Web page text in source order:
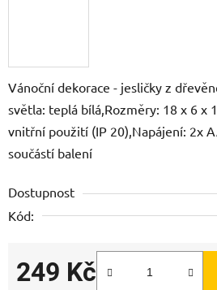
Vánoční dekorace - jesličky z
světla: teplá bílá,Rozměry: 18 x 6 x
vnitřní použití (IP 20),Napájení: 2x
součástí balení
Dostupnost
Kód:
249 Kč